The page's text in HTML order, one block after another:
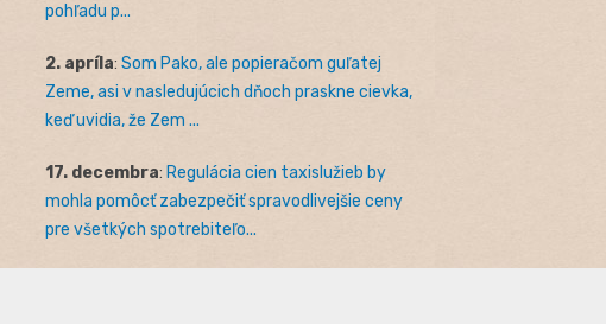
pohľadu p...
2. apríla: Som Pako, ale popieračom guľatej
Zeme, asi v nasledujúcich dňoch praskne cievka,
keď uvidia, že Zem ...
17. decembra: Regulácia cien taxislužieb by
mohla pomôcť zabezpečiť spravodlivejšie ceny
pre všetkých spotrebiteľo...